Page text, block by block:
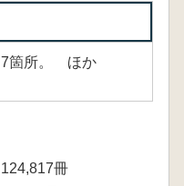
7箇所。 ほか
冊